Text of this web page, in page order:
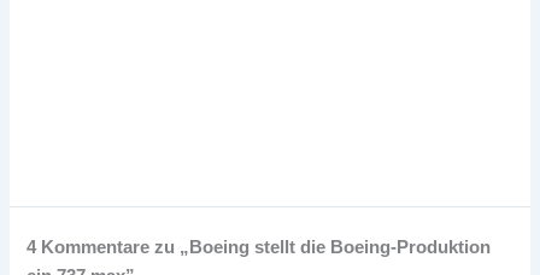
4 Kommentare zu „Boeing stellt die Boeing-Produktion